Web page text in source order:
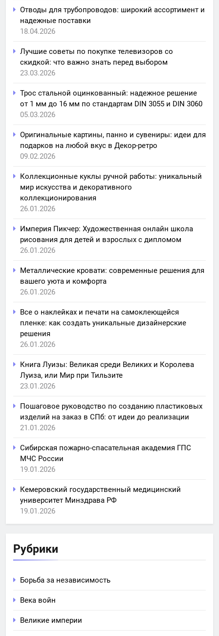
Отводы для трубопроводов: широкий ассортимент и
надежные поставки
18.04.2026
Лучшие советы по покупке телевизоров со
скидкой: что важно знать перед выбором
23.03.2026
Трос стальной оцинкованный: надежное решение
от 1 мм до 16 мм по стандартам DIN 3055 и DIN 3060
05.03.2026
Оригинальные картины, панно и сувениры: идеи для
подарков на любой вкус в Декор-ретро
09.02.2026
Коллекционные куклы ручной работы: уникальный
мир искусства и декоративного
коллекционирования
26.01.2026
Империя Пикчер: Художественная онлайн школа
рисования для детей и взрослых с дипломом
26.01.2026
Металлические кровати: современные решения для
вашего уюта и комфорта
26.01.2026
Все о наклейках и печати на самоклеющейся
пленке: как создать уникальные дизайнерские
решения
26.01.2026
Книга Луизы: Великая среди Великих и Королева
Луиза, или Мир при Тильзите
23.01.2026
Пошаговое руководство по созданию пластиковых
изделий на заказ в СПб: от идеи до реализации
21.01.2026
Сибирская пожарно-спасательная академия ГПС
МЧС России
19.01.2026
Кемеровский государственный медицинский
университет Минздрава РФ
19.01.2026
Рубрики
Борьба за независимость
Века войн
Великие империи